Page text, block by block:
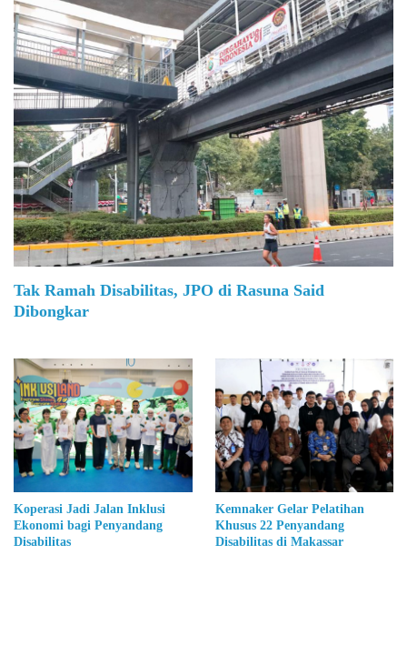
Tak Ramah Disabilitas, JPO di Rasuna Said
Dibongkar
Koperasi Jadi Jalan Inklusi
Ekonomi bagi Penyandang
Disabilitas
Kemnaker Gelar Pelatihan
Khusus 22 Penyandang
Disabilitas di Makassar